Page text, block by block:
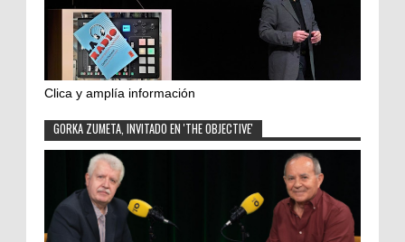
Clica y amplía información
GORKA ZUMETA, INVITADO EN 'THE OBJECTIVE'